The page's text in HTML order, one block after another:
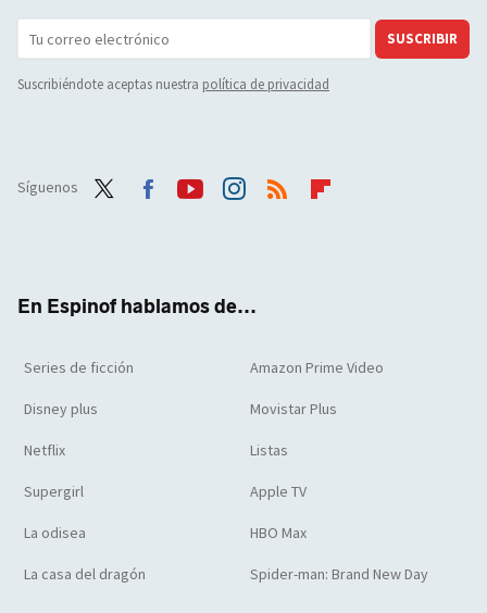
SUSCRIBIR
Suscribiéndote aceptas nuestra política de privacidad
Síguenos
En Espinof hablamos de...
Series de ficción Amazon Prime Video
Disney plus Movistar Plus
Netflix Listas
Supergirl Apple TV
La odisea HBO Max
La casa del dragón Spider-man: Brand New Day